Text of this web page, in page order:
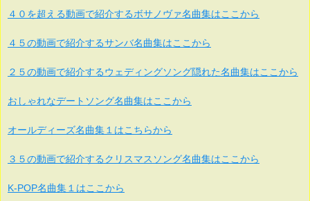
４０を超える動画で紹介するボサノヴァ名曲集はここから
４５の動画で紹介するサンバ名曲集はここから
２５の動画で紹介するウェディングソング隠れた名曲集はここから
おしゃれなデートソング名曲集はここから
オールディーズ名曲集１はこちらから
３５の動画で紹介するクリスマスソング名曲集はここから
K-POP名曲集１はここから